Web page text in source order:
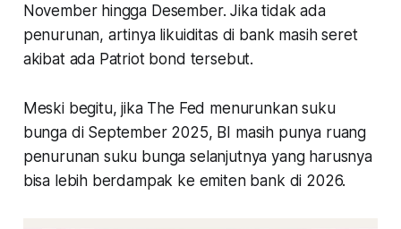
November hingga Desember. Jika tidak ada
penurunan, artinya likuiditas di bank masih seret
akibat ada Patriot bond tersebut.
Meski begitu, jika The Fed menurunkan suku
bunga di September 2025, BI masih punya ruang
penurunan suku bunga selanjutnya yang harusnya
bisa lebih berdampak ke emiten bank di 2026.